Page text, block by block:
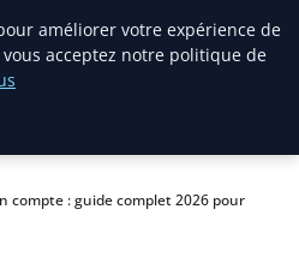
compte : guide complet 2026 pour
améliorer votre expérience de
acceptez notre politique de